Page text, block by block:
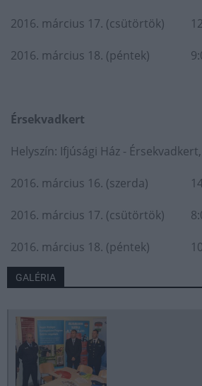
2016. március 17. (csütörtök)
2016. március 18. (péntek)
Érsekvadkert
Helyszín: Ifjúsági Ház -
2016. március 16. (szerda)
2016. március 17. (csütörtök)
2016. március 18. (péntek)
GALÉRIA